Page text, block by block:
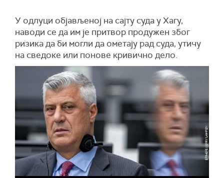
У одлуци објављеној на сајту суда у Хагу,
наводи се да им је притвор продужен због
ризика да би могли да ометају рад суда, утичу
на сведоке или понове кривично дело.